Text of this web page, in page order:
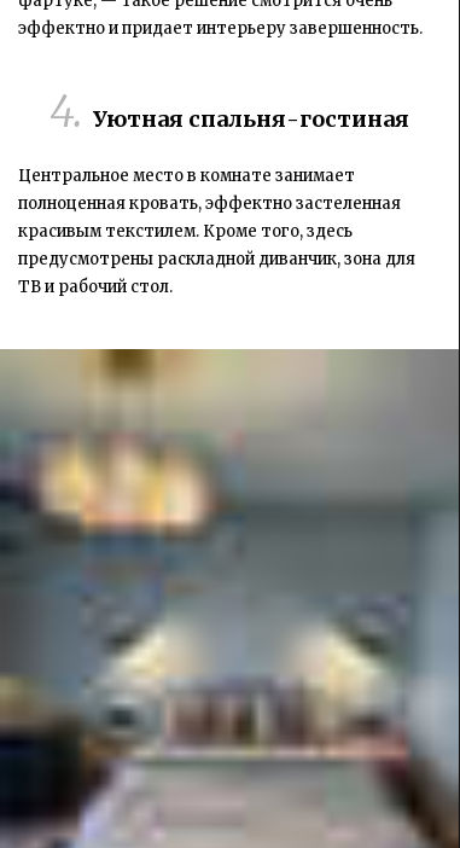
эффектно и придает интерьеру завершенность.
Уютная спальня-гостиная
Центральное место в комнате занимает
полноценная кровать, эффектно застеленная
красивым текстилем. Кроме того, здесь
предусмотрены раскладной диванчик, зона для
ТВ и рабочий стол.